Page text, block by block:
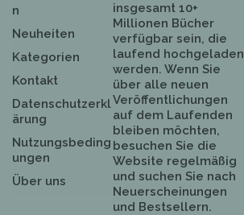
n
Neuheiten
Kategorien
Kontakt
Datenschutzerkl
ärung
Nutzungsbeding
ungen
Über uns
insgesamt 10+
Millionen Bücher
verfügbar sein, die
laufend hochgeladen
werden. Wenn Sie
über alle neuen
Veröffentlichungen
auf dem Laufenden
bleiben möchten,
besuchen Sie die
Website regelmäßig
und suchen Sie nach
Neuerscheinungen
und Bestsellern.